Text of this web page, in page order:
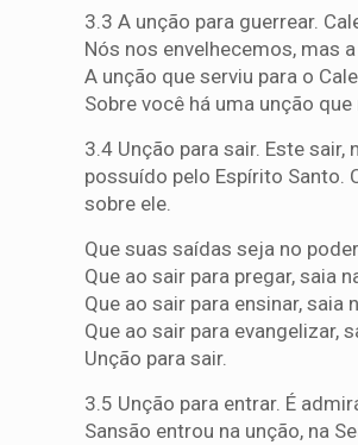
3.3 A unção para guerrear.
Nós nos envelhecemos, mas
A unção que serviu para o
Sobre você há uma unção que
3.4 Unção para sair. Este
possuído pelo Espírito Santo.
sobre ele.
Que suas saídas seja no
Que ao sair para pregar, saia
Que ao sair para ensinar, saia
Que ao sair para evangelizar,
Unção para sair.
3.5 Unção para entrar. É
Sansão entrou na unção, na